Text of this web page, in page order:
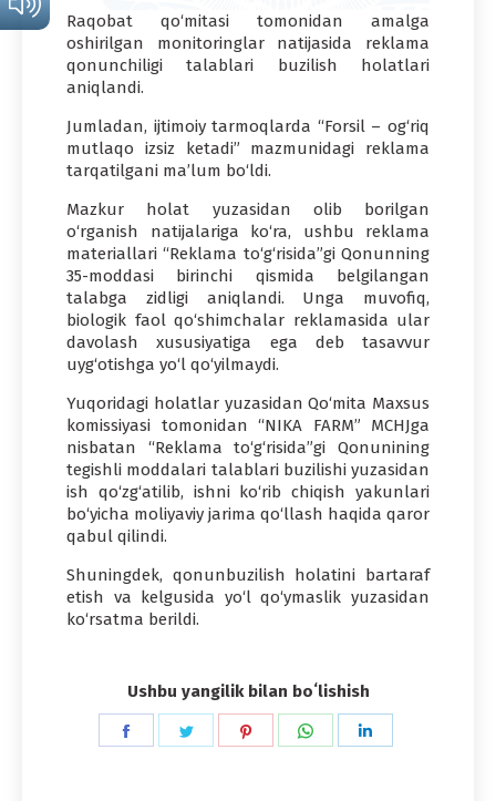
Raqobat qo‘mitasi tomonidan amalga
oshirilgan monitoringlar natijasida reklama
qonunchiligi talablari buzilish holatlari
aniqlandi.
Jumladan, ijtimoiy tarmoqlarda “Forsil – og‘riq
mutlaqo izsiz ketadi” mazmunidagi reklama
tarqatilgani ma’lum bo‘ldi.
Mazkur holat yuzasidan olib borilgan
o‘rganish natijalariga ko‘ra, ushbu reklama
materiallari “Reklama to‘g‘risida”gi Qonunning
35-moddasi birinchi qismida belgilangan
talabga zidligi aniqlandi. Unga muvofiq,
biologik faol qo‘shimchalar reklamasida ular
davolash xususiyatiga ega deb tasavvur
uyg‘otishga yo‘l qo‘yilmaydi.
Yuqoridagi holatlar yuzasidan Qo‘mita Maxsus
komissiyasi tomonidan “NIKA FARM” MCHJga
nisbatan “Reklama to‘g‘risida”gi Qonunining
tegishli moddalari talablari buzilishi yuzasidan
ish qo‘zg‘atilib, ishni ko‘rib chiqish yakunlari
bo‘yicha moliyaviy jarima qo‘llash haqida qaror
qabul qilindi.
Shuningdek, qonunbuzilish holatini bartaraf
etish va kelgusida yo‘l qo‘ymaslik yuzasidan
ko‘rsatma berildi.
Ushbu yangilik bilan boʻlishish
Share
Share
Share
Share